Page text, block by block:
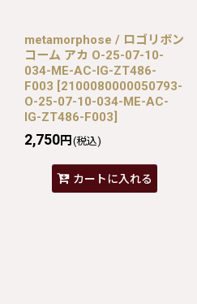
metamorphose / ロゴリボン
コーム アカ O-25-07-10-
034-ME-AC-IG-ZT486-
F003 [2100080000050793-
O-25-07-10-034-ME-AC-
IG-ZT486-F003]
2,750円 (税込)
カートに入れる